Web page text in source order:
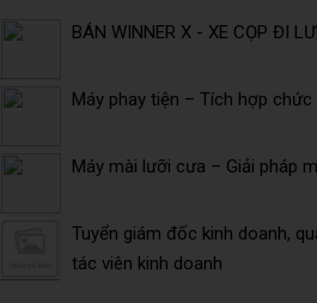
BÁN WINNER X - XE CỌP ĐI
Máy phay tiện – Tích hợp
Máy mài lưỡi cưa – Giải pháp
Tuyển giám đốc kinh doanh,
tác viên kinh doanh